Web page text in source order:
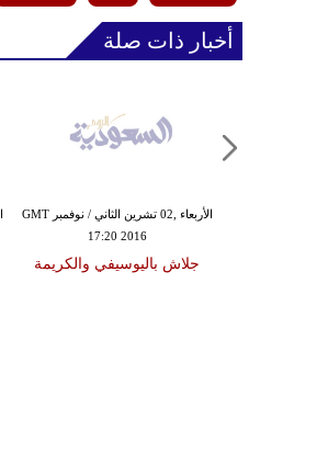
أخبار ذات صلة
الأربعاء ,02 تشرين الثاني / نوفمبر GMT
17:20 2016
جلاش باليوسيفي والكريمة